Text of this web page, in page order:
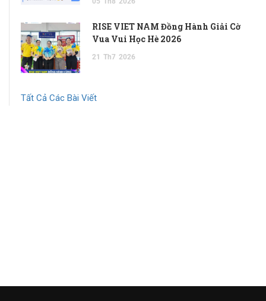
RISE VIET NAM Đồng Hành Giải Cờ
Vua Vui Học Hè 2026
21 Th7 2026
Tất Cả Các Bài Viết